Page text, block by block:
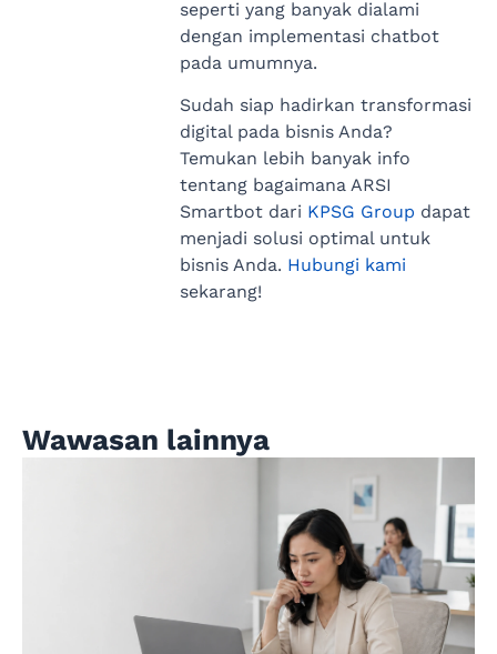
seperti yang banyak dialami
dengan implementasi chatbot
pada umumnya.
Sudah siap hadirkan transformasi
digital pada bisnis Anda?
Temukan lebih banyak info
tentang bagaimana ARSI
Smartbot dari KPSG Group dapat
menjadi solusi optimal untuk
bisnis Anda. Hubungi kami
sekarang!
Wawasan lainnya